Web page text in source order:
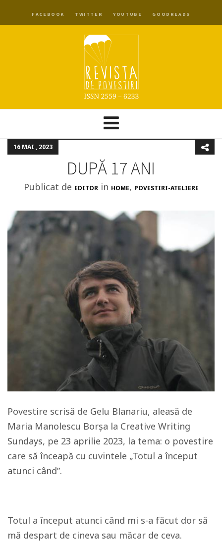
FACEBOOK TWITTER YOUTUBE GOODREADS
16 MAI , 2023
DUPĂ 17 ANI
Publicat de EDITOR in HOME, POVESTIRI-ATELIERE
Povestire scrisă de Gelu Blanariu, aleasă de
Maria Manolescu Borșa la Creative Writing
Sundays, pe 23 aprilie 2023, la tema: o povestire
care să înceapă cu cuvintele „Totul a început
atunci când”.
Totul a început atunci când mi s-a făcut dor să
mă despart de cineva sau măcar de ceva.